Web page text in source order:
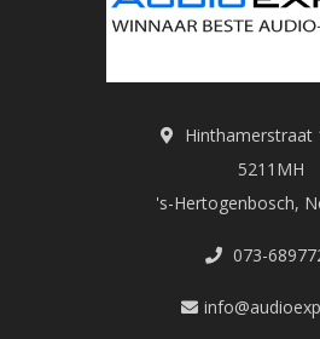
Hinthamerstraat
5211MH
's-Hertogenbosch,
073-